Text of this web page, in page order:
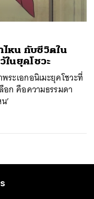
ไหน กับชีวิตใน
นยุคโชวะ
ระเอกอนิเมะยุคโชวะที่
ก คือความธรรมดา
’
EMAIL